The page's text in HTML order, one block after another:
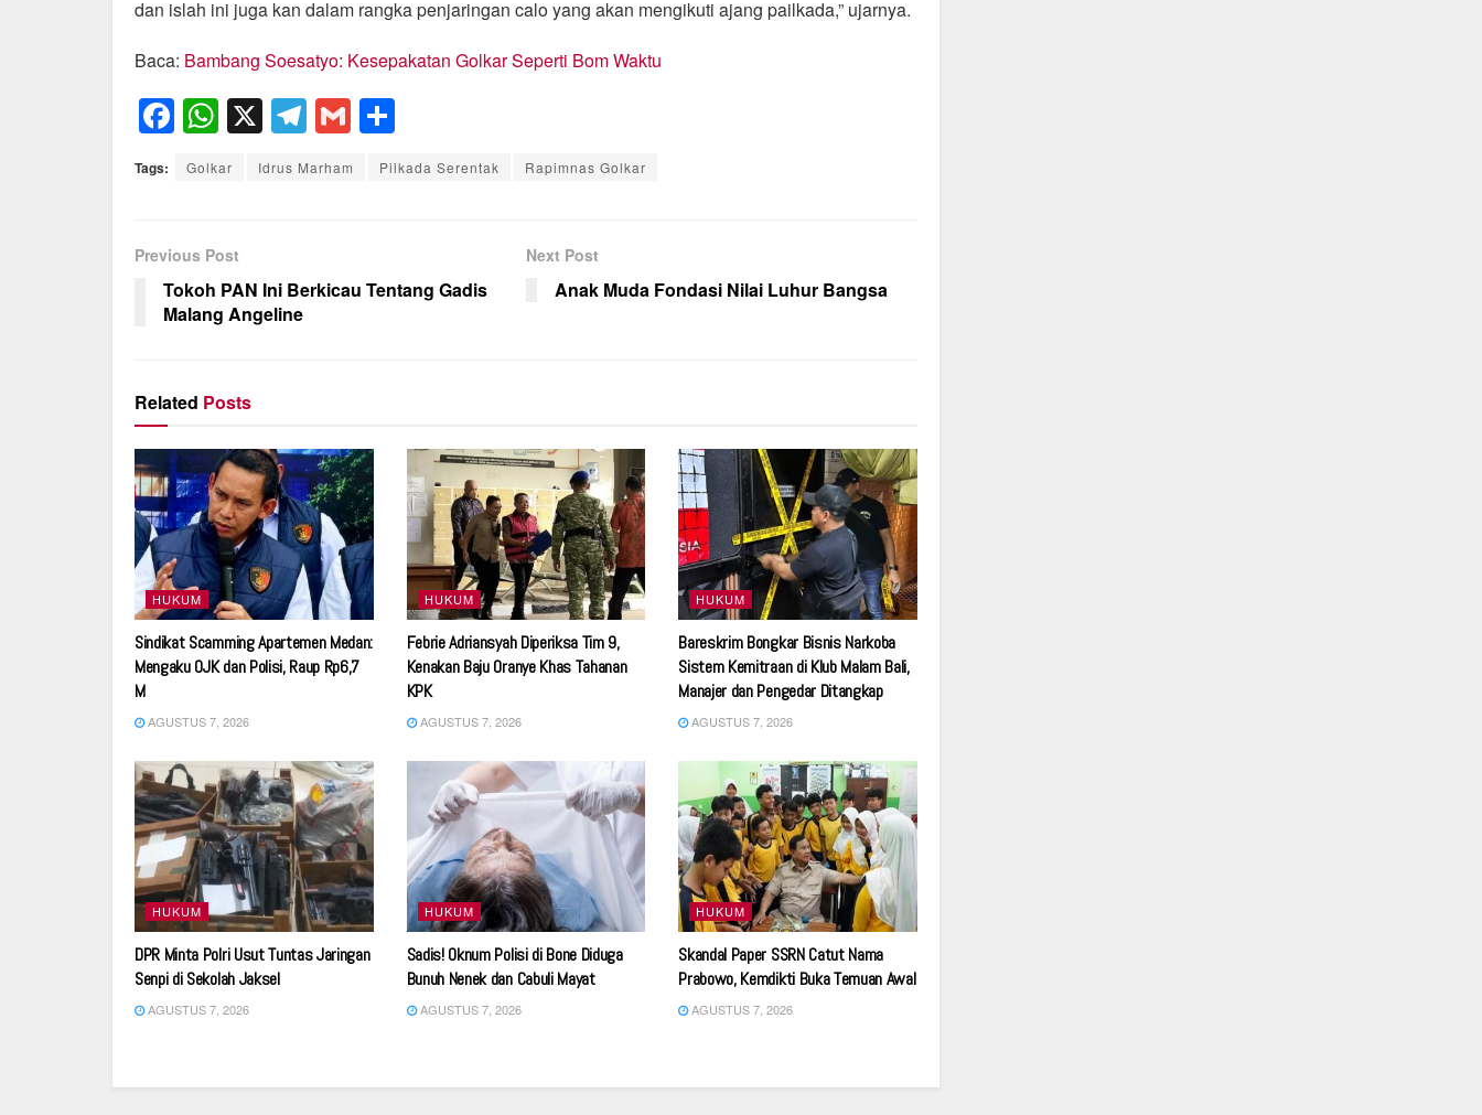
dan islah ini juga kan dalam rangka penjaringan calo yang akan mengikuti ajang pailkada,” ujarnya.
Baca: Bambang Soesatyo: Kesepakatan Golkar Seperti Bom Waktu
F
a
c
b
o
o
W
h
at
A
p
p
X T
el
e
m
G
m
ail
h
ar
Tags: Golkar Idrus Marham Pilkada Serentak Rapimnas Golkar
Previous Post
Tokoh PAN Ini Berkicau Tentang Gadis
Malang Angeline
Next Post
Anak Muda Fondasi Nilai Luhur Bangsa
Related Posts
HUKUM
Sindikat Scamming Apartemen Medan:
Mengaku OJK dan Polisi, Raup Rp6,7
M
AGUSTUS 7, 2026
HUKUM
Febrie Adriansyah Diperiksa Tim 9,
Kenakan Baju Oranye Khas Tahanan
KPK
AGUSTUS 7, 2026
HUKUM
Bareskrim Bongkar Bisnis Narkoba
Sistem Kemitraan di Klub Malam Bali,
Manajer dan Pengedar Ditangkap
AGUSTUS 7, 2026
HUKUM
DPR Minta Polri Usut Tuntas Jaringan
Senpi di Sekolah Jaksel
AGUSTUS 7, 2026
HUKUM
Sadis! Oknum Polisi di Bone Diduga
Bunuh Nenek dan Cabuli Mayat
AGUSTUS 7, 2026
HUKUM
Skandal Paper SSRN Catut Nama
Prabowo, Kemdikti Buka Temuan Awal
AGUSTUS 7, 2026